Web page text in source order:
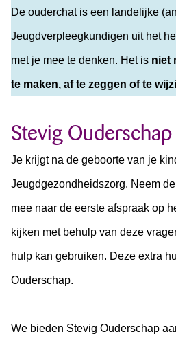
De ouderchat is een landelijke
Jeugdverpleegkundigen uit het
met je mee te denken. Het is niet
te maken, af te zeggen of te
Stevig Ouderschap
Je krijgt na de geboorte van je
Jeugdgezondheidszorg. Neem
mee naar de eerste afspraak op
kijken met behulp van deze
hulp kan gebruiken. Deze extra
Ouderschap.
We bieden Stevig Ouderschap